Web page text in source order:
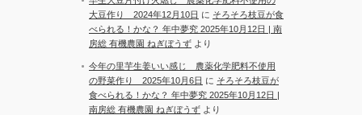
大豆作り 2024年12月10日 に そろそろ枝豆が食
べられる！かな？ 年中夢究 2025年10月12日 | 南
房総 有機農園 ねぎぼうず より
今年の里芋生姜いい感じ 農薬化学肥料不使用
の野菜作り 2025年10月6日 に そろそろ枝豆が
食べられる！かな？ 年中夢究 2025年10月12日 |
南房総 有機農園 ねぎぼうず より